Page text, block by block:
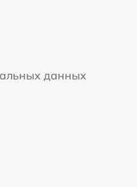
данных